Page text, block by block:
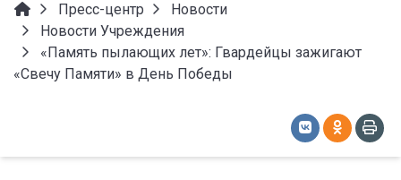
Пресс-центр
Новости
Новости Учреждения
«Память пылающих лет»: Гвардейцы зажигают
«Свечу Памяти» в День Победы